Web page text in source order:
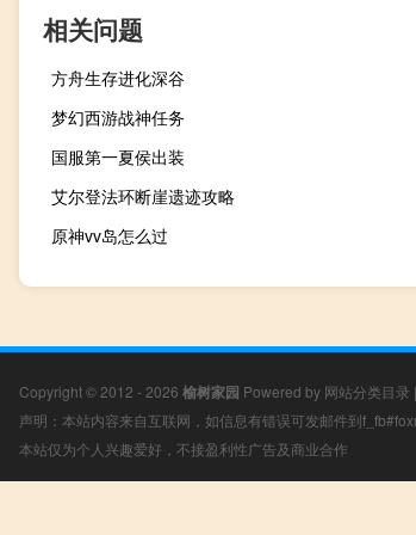
相关问题
方舟生存进化深谷
梦幻西游战神任务
国服第一夏侯出装
艾尔登法环断崖遗迹攻略
原神vv岛怎么过
Copyright © 2012 - 2026 榆树家园 Powered by 网站分类目录 |
声明：本站内容来自互联网，如信息有错误可发邮件到
本站仅为个人兴趣爱好，不接盈利性广告及商业合作